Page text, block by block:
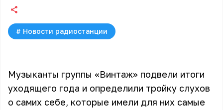
# Новости радиостанции
Музыканты группы «Винтаж» подвели итоги
уходящего года и определили тройку слухов
о самих себе, которые имели для них самые